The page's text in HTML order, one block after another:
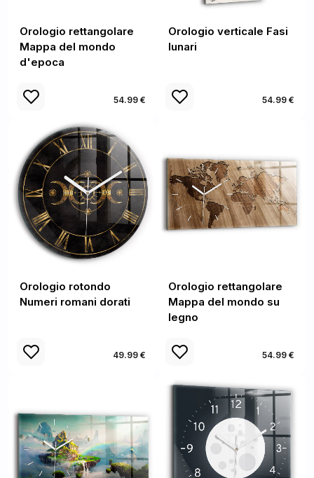
Orologio rettangolare
Mappa del mondo
d'epoca
54.99 €
Orologio verticale Fasi
lunari
54.99 €
Orologio rotondo
Numeri romani dorati
49.99 €
Orologio rettangolare
Mappa del mondo su
legno
54.99 €